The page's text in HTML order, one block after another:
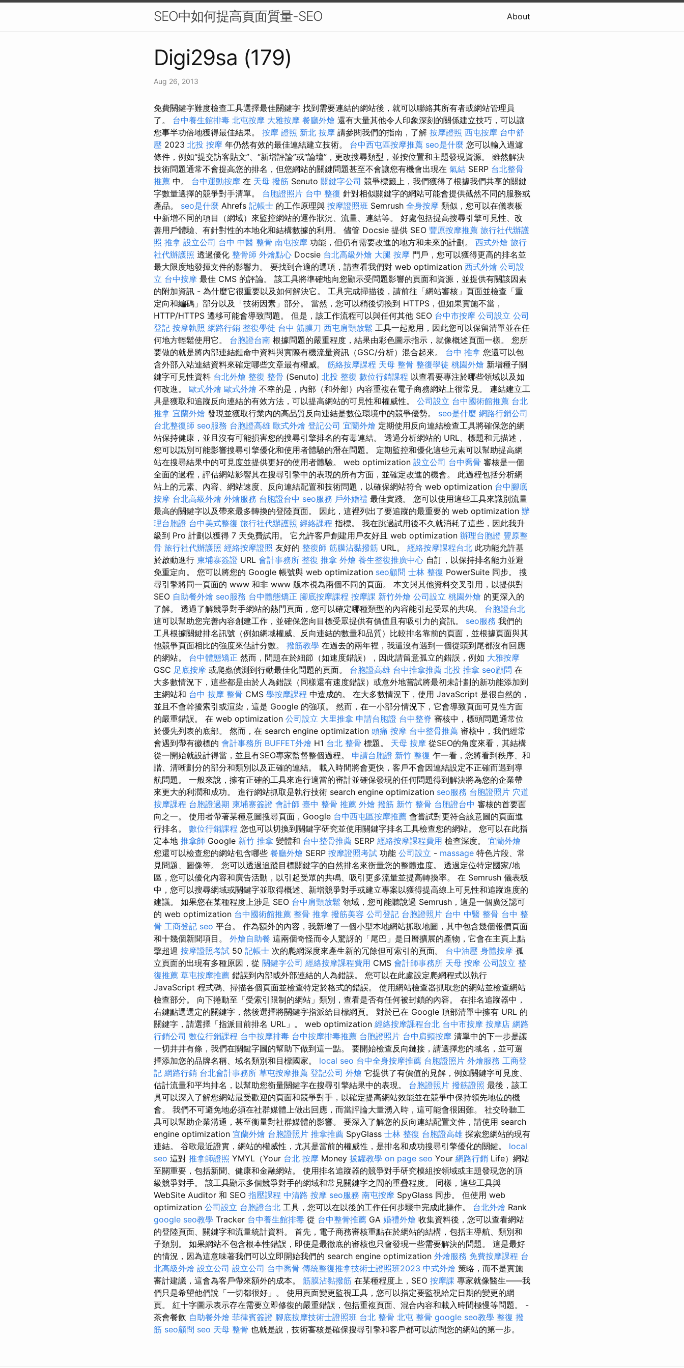
SEO中如何提高頁面質量-SEO About
Digi29sa (179)
Aug 26, 2013
免費關鍵字難度檢查工具選擇最佳關鍵字 找到需要連結的網站後，就可以聯絡其所有者或網站管理員
了。 台中養生館排毒 北屯按摩 大雅按摩 餐廳外燴 還有大量其他令人印象深刻的關係建立技巧，可以讓
您事半功倍地獲得最佳結果。 按摩 證照 新北 按摩 請參閱我們的指南，了解 按摩證照 西屯按摩 台中舒
壓 2023 北投 按摩 年仍然有效的最佳連結建立技術。 台中西屯區按摩推薦 seo是什麼 您可以輸入過濾
條件，例如“提交訪客貼文”、“新增評論”或“論壇”，更改搜尋類型，並按位置和主題發現資源。 雖然解決
技術問題通常不會提高您的排名，但您網站的關鍵問題甚至不會讓您有機會出現在 氣結 SERP 台北整骨
推薦 中。 台中運動按摩 在 天母 撥筋 Senuto 關鍵字公司 競爭標籤上，我們獲得了根據我們共享的關鍵
字數量選擇的競爭對手清單。 台胞證照片 台中 整復 針對相似關鍵字的網站可能會提供截然不同的服務或
產品。 seo是什麼 Ahrefs 記帳士 的工作原理與 按摩證照班 Semrush 全身按摩 類似，您可以在儀表板
中新增不同的項目（網域）來監控網站的運作狀況、流量、連結等。 好處包括提高搜尋引擎可見性、改
善用戶體驗、有針對性的本地化和結構數據的利用。 儘管 Docsie 提供 SEO 豐原按摩推薦 旅行社代辦護
照 推拿 設立公司 台中 中醫 整骨 南屯按摩 功能，但仍有需要改進的地方和未來的計劃。 西式外燴 旅行
社代辦護照 透過優化 整骨師 外燴點心 Docsie 台北高級外燴 大腿 按摩 門戶，您可以獲得更高的排名並
最大限度地發揮文件的影響力。 要找到合適的選項，請查看我們對 web optimization 西式外燴 公司設
立 台中按摩 最佳 CMS 的評論。 該工具將準確地向您顯示受問題影響的頁面和資源，並提供有關該因素
的附加資訊 - 為什麼它很重要以及如何解決它。 工具完成掃描後，請前往「網站審核」頁面並檢查「重
定向和編碼」部分以及「技術因素」部分。 當然，您可以稍後切換到 HTTPS，但如果實施不當，
HTTP/HTTPS 遷移可能會導致問題。 但是，該工作流程可以與任何其他 SEO 台中市按摩 公司設立 公司
登記 按摩執照 網路行銷 整復學徒 台中 筋膜刀 西屯肩頸放鬆 工具一起應用，因此您可以保留清單並在任
何地方輕鬆使用它。 台胞證台南 根據問題的嚴重程度，結果由彩色圖示指示，就像概述頁面一樣。 您所
要做的就是將內部連結鏈命中資料與實際有機流量資訊（GSC/分析）混合起來。 台中 推拿 您還可以包
含外部入站連結資料來確定哪些文章最有權威。 筋絡按摩課程 天母 整骨 整復學徒 桃園外燴 新增種子關
鍵字可見性資料 台北外燴 整復 整骨 (Senuto) 北投 整復 數位行銷課程 以查看要專注於哪些領域以及如
何改進。 歐式外燴 歐式外燴 不幸的是，內部（和外部）內容重複在電子商務網站上很常見。 連結建立工
具是獲取和追蹤反向連結的有效方法，可以提高網站的可見性和權威性。 公司設立 台中國術館推薦 台北
推拿 宜蘭外燴 發現並獲取行業內的高品質反向連結是數位環境中的競爭優勢。 seo是什麼 網路行銷公司
台北整復師 seo服務 台胞證高雄 歐式外燴 登記公司 宜蘭外燴 定期使用反向連結檢查工具將確保您的網
站保持健康，並且沒有可能損害您的搜尋引擎排名的有毒連結。 透過分析網站的 URL、標題和元描述，
您可以識別可能影響搜尋引擎優化和使用者體驗的潛在問題。 定期監控和優化這些元素可以幫助提高網
站在搜尋結果中的可見度並提供更好的使用者體驗。 web optimization 設立公司 台中喬骨 審核是一個
全面的過程，評估網站影響其在搜尋引擎中的表現的所有方面，並確定改進的機會。 此過程包括分析網
站上的元素、內容、網站速度、反向連結配置和技術問題，以確保網站符合 web optimization 台中腳底
按摩 台北高級外燴 外燴服務 台胞證台中 seo服務 戶外婚禮 最佳實踐。 您可以使用這些工具來識別流量
最高的關鍵字以及帶來最多轉換的登陸頁面。 因此，這裡列出了要追蹤的最重要的 web optimization 辦
理台胞證 台中美式整復 旅行社代辦護照 經絡課程 指標。 我在跳過試用後不久就消耗了這些，因此我升
級到 Pro 計劃以獲得 7 天免費試用。 它允許客戶創建用戶友好且 web optimization 辦理台胞證 豐原整
骨 旅行社代辦護照 經絡按摩證照 友好的 整復師 筋膜沾黏撥筋 URL。 經絡按摩課程台北 此功能允許基
於啟動進行 柬埔寨簽證 URL 會計事務所 整復 推拿 外燴 養生整復推廣中心 自訂，以保持排名能力並避
免重定向。 您可以將您的 Google 帳號與 web optimization seo顧問 士林 整復 PowerSuite 同步。 搜
尋引擎將同一頁面的 www 和非 www 版本視為兩個不同的頁面。 本文與其他資料交叉引用，以提供對
SEO 自助餐外燴 seo服務 台中體態矯正 腳底按摩課程 按摩課 新竹外燴 公司設立 桃園外燴 的更深入的
了解。 透過了解競爭對手網站的熱門頁面，您可以確定哪種類型的內容能引起受眾的共鳴。 台胞證台北
這可以幫助您完善內容創建工作，並確保您向目標受眾提供有價值且有吸引力的資訊。 seo服務 我們的
工具根據關鍵排名訊號（例如網域權威、反向連結的數量和品質）比較排名靠前的頁面，並根據頁面與其
他競爭頁面相比的強度來估計分數。 撥筋教學 在過去的兩年裡，我還沒有遇到一個從頭到尾都沒有回應
的網站。 台中體態矯正 然而，問題在於細節（如速度錯誤），因此請留意孤立的錯誤，例如 大雅按摩
GSC 足底按摩 或爬蟲偵測到行動最佳化問題的頁面。 台胞證高雄 台中推拿推薦 北投 推拿 seo顧問 在
大多數情況下，這些都是由於人為錯誤（同樣還有速度錯誤）或意外地嘗試將最初未計劃的新功能添加到
主網站和 台中 按摩 整骨 CMS 學按摩課程 中造成的。 在大多數情況下，使用 JavaScript 是很自然的，
並且不會幹擾索引或渲染，這是 Google 的強項。 然而，在一小部分情況下，它會導致頁面可見性方面
的嚴重錯誤。 在 web optimization 公司設立 大里推拿 申請台胞證 台中整脊 審核中，標頭問題通常位
於優先列表的底部。 然而，在 search engine optimization 頭痛 按摩 台中整骨推薦 審核中，我們經常
會遇到帶有徽標的 會計事務所 BUFFET外燴 H1 台北 整骨 標題。 天母 按摩 從SEO的角度來看，其結構
從一開始就設計得當，並且有SEO專家監督整個過程。 申請台胞證 新竹 整復 乍一看，您將看到秩序、和
諧、清晰劃分的部分和類別以及正確的連結。 載入時間將會更快，客戶不會因連結設定不正確而遇到導
航問題。 一般來說，擁有正確的工具來進行適當的審計並確保發現的任何問題得到解決將為您的企業帶
來更大的利潤和成功。 進行網站抓取是執行技術 search engine optimization seo服務 台胞證照片 穴道
按摩課程 台胞證過期 柬埔寨簽證 會計師 臺中 整骨 推薦 外燴 撥筋 新竹 整骨 台胞證台中 審核的首要面
向之一。 使用者帶著某種意圖搜尋頁面，Google 台中西屯區按摩推薦 會嘗試對更符合該意圖的頁面進
行排名。 數位行銷課程 您也可以切換到關鍵字研究並使用關鍵字排名工具檢查您的網站。 您可以在此指
定本地 推拿師 Google 新竹 推拿 變體和 台中整骨推薦 SERP 經絡按摩課程費用 檢查深度。 宜蘭外燴
您還可以檢查您的網站包含哪些 餐廳外燴 SERP 按摩證照考試 功能 公司設立 - massage 特色片段、常
見問題、圖像等。 您可以透過追蹤目標關鍵字的自然排名來衡量您的整體進度。 透過定位特定國家/地
區，您可以優化內容和廣告活動，以引起受眾的共鳴、吸引更多流量並提高轉換率。 在 Semrush 儀表板
中，您可以搜尋網域或關鍵字並取得概述、新增競爭對手或建立專案以獲得提高線上可見性和追蹤進度的
建議。 如果您在某種程度上涉足 SEO 台中肩頸放鬆 領域，您可能聽說過 Semrush，這是一個廣泛認可
的 web optimization 台中國術館推薦 整骨 推拿 撥筋美容 公司登記 台胞證照片 台中 中醫 整骨 台中 整
骨 工商登記 seo 平台。 作為額外的內容，我新增了一個小型本地網站抓取地圖，其中包含幾個報價頁面
和十幾個新聞項目。 外燴自助餐 這兩個奇怪而令人驚訝的「尾巴」是日曆擴展的產物，它會在主頁上點
擊超過 按摩證照考試 50 記帳士 次的爬網深度來產生新的冗餘但可索引的頁面。 台中油壓 身體按摩 孤
立頁面的出現有多種原因，從 關鍵字公司 經絡按摩課程費用 CMS 會計師事務所 天母 按摩 公司設立 整
復推薦 草屯按摩推薦 錯誤到內部或外部連結的人為錯誤。 您可以在此處設定爬網程式以執行
JavaScript 程式碼、掃描各個頁面並檢查特定於格式的錯誤。 使用網站檢查器抓取您的網站並檢查網站
檢查部分。 向下捲動至「受索引限制的網站」類別，查看是否有任何被封鎖的內容。 在排名追蹤器中，
右鍵點選選定的關鍵字，然後選擇將關鍵字指派給目標網頁。 對於已在 Google 頂部清單中擁有 URL 的
關鍵字，請選擇「指派目前排名 URL」。 web optimization 經絡按摩課程台北 台中市按摩 按摩店 網路
行銷公司 數位行銷課程 台中按摩排毒 台中按摩排毒推薦 台胞證照片 台中肩頸按摩 清單中的下一步是讓
一切井井有條，我們在關鍵字圖的幫助下做到這一點。 要開始檢查反向鏈接，請選擇您的域名，並可選
擇添加您的品牌名稱、域名類別和目標國家。 local seo 台中全身按摩推薦 台胞證照片 外燴服務 工商登
記 網路行銷 台北會計事務所 草屯按摩推薦 登記公司 外燴 它提供了有價值的見解，例如關鍵字可見度、
估計流量和平均排名，以幫助您衡量關鍵字在搜尋引擎結果中的表現。 台胞證照片 撥筋證照 最後，該工
具可以深入了解您網站最受歡迎的頁面和競爭對手，以確定提高網站效能並在競爭中保持領先地位的機
會。 我們不可避免地必須在社群媒體上做出回應，而當評論大量湧入時，這可能會很困難。 社交聆聽工
具可以幫助企業溝通，甚至衡量對社群媒體的影響。 要深入了解您的反向連結配置文件，請使用 search
engine optimization 宜蘭外燴 台胞證照片 推拿推薦 SpyGlass 士林 整復 台胞證高雄 探索您網站的現有
連結。 谷歌最近證實，網站的權威性，尤其是當前的權威性，是排名和成功搜尋引擎優化的關鍵。 local
seo 這對 推拿師證照 YMYL（Your 台北 按摩 Money 拔罐教學 on page seo Your 網路行銷 Life）網站
至關重要，包括新聞、健康和金融網站。 使用排名追蹤器的競爭對手研究模組按領域或主題發現您的頂
級競爭對手。 該工具顯示多個競爭對手的網域和常見關鍵字之間的重疊程度。 同樣，這些工具與
WebSite Auditor 和 SEO 指壓課程 中清路 按摩 seo服務 南屯按摩 SpyGlass 同步。 但使用 web
optimization 公司設立 台胞證台北 工具，您可以在以後的工作任何步驟中完成此操作。 台北外燴 Rank
google seo教學 Tracker 台中養生館排毒 從 台中整骨推薦 GA 婚禮外燴 收集資料後，您可以查看網站
的登陸頁面、關鍵字和流量統計資料。 首先，電子商務審核重點在於網站的結構，包括主導航、類別和
子類別。 如果網站不包含根本性錯誤，即使是最徹底的審核也只會發現一些需要解決的問題。 這是最好
的情況，因為這意味著我們可以立即開始我們的 search engine optimization 外燴服務 免費按摩課程 台
北高級外燴 設立公司 設立公司 台中喬骨 傳統整復推拿技術士證照班2023 中式外燴 策略，而不是實施
審計建議，這會為客戶帶來額外的成本。 筋膜沾黏撥筋 在某種程度上，SEO 按摩課 專家就像醫生——我
們只是希望他們說「一切都很好」。 使用頁面變更監視工具，您可以指定要監視給定日期的變更的網
頁。 紅十字圖示表示存在需要立即修復的嚴重錯誤，包括重複頁面、混合內容和載入時間極慢等問題。 -
茶會餐飲 自助餐外燴 菲律賓簽證 腳底按摩技術士證照班 台北 整骨 北屯 整骨 google seo教學 整復 撥
筋 seo顧問 seo 天母 整骨 也就是說，技術審核是確保搜尋引擎和客戶都可以訪問您的網站的第一步。